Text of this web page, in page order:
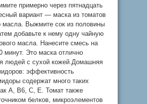
примерно через пятнадцать
вариант — маска из томатов
масла. Выжмите сок из половины
добавьте к нему одну чайную
масла. Нанесите смесь на
минут. Это маска отлично
людей с сухой кожей.Домашняя
эффективность
содержат много таких
A, B6, C, E. Томат также
белков, микроэлементов